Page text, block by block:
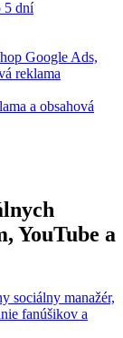
a obsahová
YouTube a